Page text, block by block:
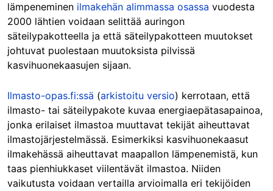
lämpeneminen ilmakehän alimmassa osassa vuodesta
2000 lähtien voidaan selittää auringon
säteilypakotteella ja että säteilypakotteen muutokset
johtuvat puolestaan muutoksista pilvissä
kasvihuonekaasujen sijaan.
Ilmasto-opas.fi:ssä (arkistoitu versio) kerrotaan, että
ilmasto- tai säteilypakote kuvaa energiaepätasapainoa,
jonka erilaiset ilmastoa muuttavat tekijät aiheuttavat
ilmastojärjestelmässä. Esimerkiksi kasvihuonekaasut
ilmakehässä aiheuttavat maapallon lämpenemistä, kun
taas pienhiukkaset viilentävät ilmastoa. Niiden
vaikutusta voidaan vertailla arvioimalla eri tekijöiden